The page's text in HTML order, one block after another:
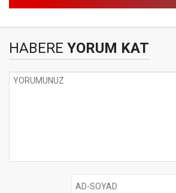
HABERE YORUM KAT